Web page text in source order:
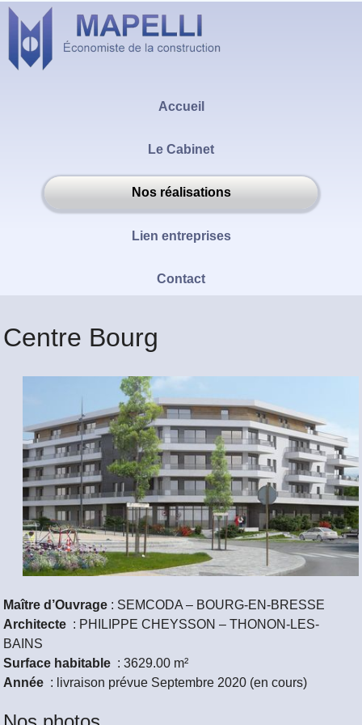
Accueil
Le Cabinet
Nos réalisations
Lien entreprises
Contact
Centre Bourg
Maître d’Ouvrage : SEMCODA – BOURG-EN-BRESSE
Architecte : PHILIPPE CHEYSSON – THONON-LES-
BAINS
Surface habitable : 3629.00 m²
Année : livraison prévue Septembre 2020 (en cours)